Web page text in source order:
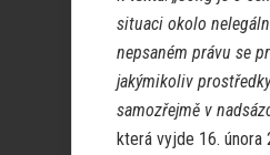
situaci okolo
nepsaném právu se
jakýmikoliv
samozřejmě v
která vyjde 16. února